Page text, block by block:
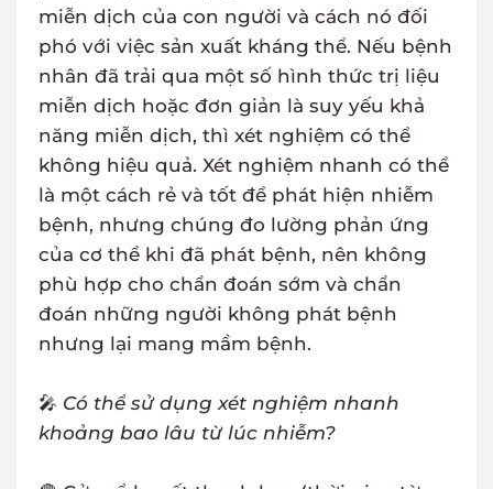
miễn dịch của con người và cách nó đối
phó với việc sản xuất kháng thể. Nếu bệnh
nhân đã trải qua một số hình thức trị liệu
miễn dịch hoặc đơn giản là suy yếu khả
năng miễn dịch, thì xét nghiệm có thể
không hiệu quả. Xét nghiệm nhanh có thể
là một cách rẻ và tốt để phát hiện nhiễm
bệnh, nhưng chúng đo lường phản ứng
của cơ thể khi đã phát bệnh, nên không
phù hợp cho chẩn đoán sớm và chẩn
đoán những người không phát bệnh
nhưng lại mang mầm bệnh.
🎤 Có thể sử dụng xét nghiệm nhanh
khoảng bao lâu từ lúc nhiễm?